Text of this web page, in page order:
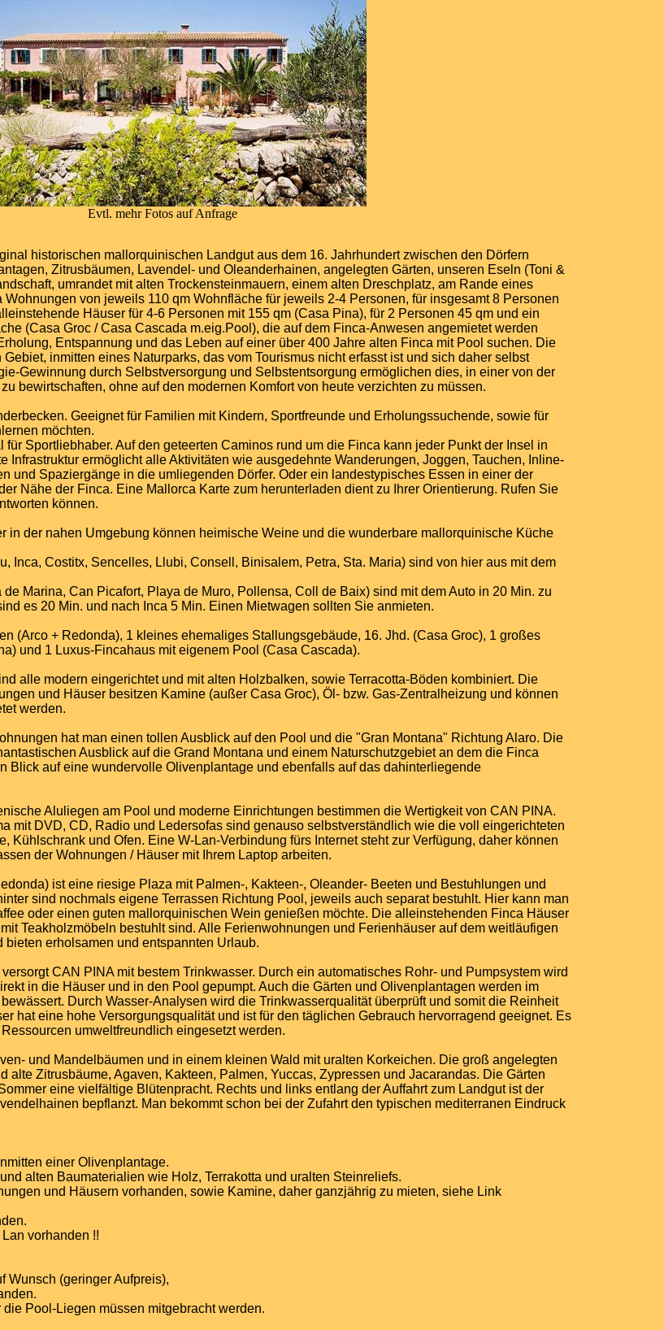
Evtl. mehr Fotos auf Anfrage
historischen mallorquinischen Landgut aus dem 16. Jahrhundert zwischen den Dörfern
Zitrusbäumen, Lavendel- und Oleanderhainen, angelegten Gärten, unseren Eseln (Toni &
umrandet mit alten Trockensteinmauern, einem alten Dreschplatz, am Rande eines
von jeweils 110 qm Wohnfläche für jeweils 2-4 Personen, für insgesamt 8 Personen
Häuser für 4-6 Personen mit 155 qm (Casa Pina), für 2 Personen 45 qm und ein
(Casa Groc / Casa Cascada m.eig.Pool), die auf dem Finca-Anwesen angemietet werden
Entspannung und das Leben auf einer über 400 Jahre alten Finca mit Pool suchen. Die
inmitten eines Naturparks, das vom Tourismus nicht erfasst ist und sich daher selbst
Gewinnung durch Selbstversorgung und Selbstentsorgung ermöglichen dies, in einer von der
bewirtschaften, ohne auf den modernen Komfort von heute verzichten zu müssen.
Geeignet für Familien mit Kindern, Sportfreunde und Erholungssuchende, sowie für
möchten.
Sportliebhaber. Auf den geteerten Caminos rund um die Finca kann jeder Punkt der Insel in
Infrastruktur ermöglicht alle Aktivitäten wie ausgedehnte Wanderungen, Joggen, Tauchen, Inline-
und Spaziergänge in die umliegenden Dörfer. Oder ein landestypisches Essen in einer der
Nähe der Finca. Eine Mallorca Karte zum herunterladen dient zu Ihrer Orientierung. Rufen Sie
können.
in der nahen Umgebung können heimische Weine und die wunderbare mallorquinische Küche
Inca, Costitx, Sencelles, Llubi, Consell, Binisalem, Petra, Sta. Maria) sind von hier aus mit dem
Marina, Can Picafort, Playa de Muro, Pollensa, Coll de Baix) sind mit dem Auto in 20 Min. zu
es 20 Min. und nach Inca 5 Min. Einen Mietwagen sollten Sie anmieten.
(Arco + Redonda), 1 kleines ehemaliges Stallungsgebäude, 16. Jhd. (Casa Groc), 1 großes
und 1 Luxus-Fincahaus mit eigenem Pool (Casa Cascada).
alle modern eingerichtet und mit alten Holzbalken, sowie Terracotta-Böden kombiniert. Die
und Häuser besitzen Kamine (außer Casa Groc), Öl- bzw. Gas-Zentralheizung und können
werden.
hat man einen tollen Ausblick auf den Pool und die "Gran Montana" Richtung Alaro. Die
Ausblick auf die Grand Montana und einem Naturschutzgebiet an dem die Finca
Blick auf eine wundervolle Olivenplantage und ebenfalls auf das dahinterliegende
Aluliegen am Pool und moderne Einrichtungen bestimmen die Wertigkeit von CAN PINA.
mit DVD, CD, Radio und Ledersofas sind genauso selbstverständlich wie die voll eingerichteten
Kühlschrank und Ofen. Eine W-Lan-Verbindung fürs Internet steht zur Verfügung, daher können
der Wohnungen / Häuser mit Ihrem Laptop arbeiten.
ist eine riesige Plaza mit Palmen-, Kakteen-, Oleander- Beeten und Bestuhlungen und
sind nochmals eigene Terrassen Richtung Pool, jeweils auch separat bestuhlt. Hier kann man
oder einen guten mallorquinischen Wein genießen möchte. Die alleinstehenden Finca Häuser
Teakholzmöbeln bestuhlt sind. Alle Ferienwohnungen und Ferienhäuser auf dem weitläufigen
erholsamen und entspannten Urlaub.
CAN PINA mit bestem Trinkwasser. Durch ein automatisches Rohr- und Pumpsystem wird
in die Häuser und in den Pool gepumpt. Auch die Gärten und Olivenplantagen werden im
Durch Wasser-Analysen wird die Trinkwasserqualität überprüft und somit die Reinheit
hat eine hohe Versorgungsqualität und ist für den täglichen Gebrauch hervorragend geeignet. Es
umweltfreundlich eingesetzt werden.
und Mandelbäumen und in einem kleinen Wald mit uralten Korkeichen. Die groß angelegten
alte Zitrusbäume, Agaven, Kakteen, Palmen, Yuccas, Zypressen und Jacarandas. Die Gärten
eine vielfältige Blütenpracht. Rechts und links entlang der Auffahrt zum Landgut ist der
bepflanzt. Man bekommt schon bei der Zufahrt den typischen mediterranen Eindruck
einer Olivenplantage.
alten Baumaterialien wie Holz, Terrakotta und uralten Steinreliefs.
und Häusern vorhanden, sowie Kamine, daher ganzjährig zu mieten, siehe Link
vorhanden !!
Wunsch (geringer Aufpreis),
Pool-Liegen müssen mitgebracht werden.